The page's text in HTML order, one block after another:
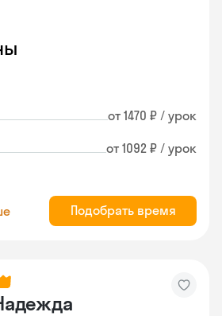
от 1470 ₽ / урок
от 1092 ₽ / урок
Подобрать время